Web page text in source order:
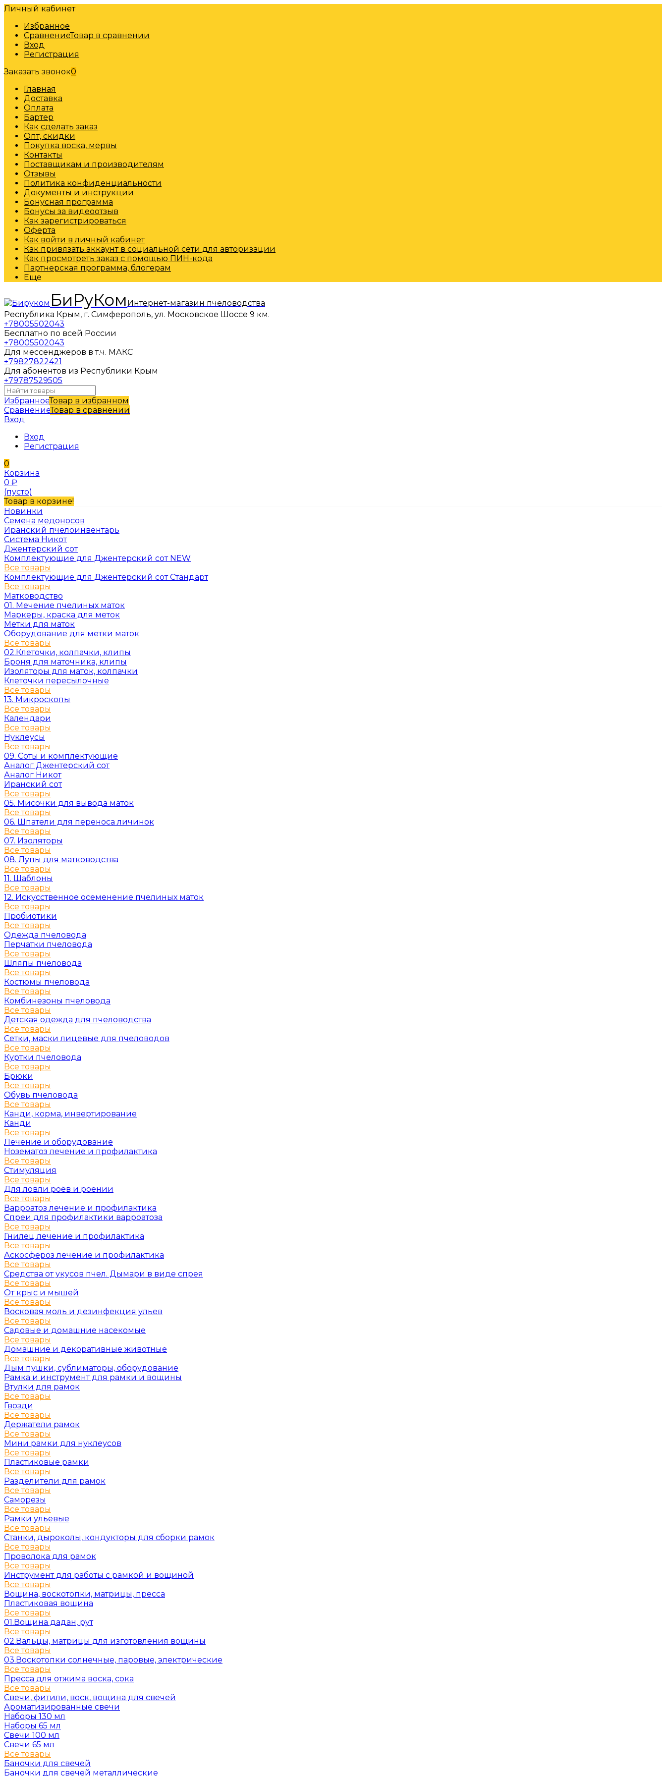
Личный кабинет
Избранное
СравнениеТовар в сравнении
Вход
Регистрация
Заказать звонок0
Главная
Доставка
Оплата
Бартер
Как сделать заказ
Опт, скидки
Покупка воска, мервы
Контакты
Поставщикам и производителям
Отзывы
Политика конфиденциальности
Документы и инструкции
Бонусная программа
Бонусы за видеоотзыв
Как зарегистрироваться
Оферта
Как войти в личный кабинет
Как привязать аккаунт в социальной сети для авторизации
Как просмотреть заказ с помощью ПИН-кода
Партнерская программа, блогерам
Еще
БиРуКом Интернет-магазин пчеловодства
Республика Крым, г. Симферополь, ул. Московское Шоссе 9 км.
+78005502043
Бесплатно по всей России
+78005502043
Для мессенджеров в т.ч. МАКС
+79827822421
Для абонентов из Республики Крым
+79787529505
ИзбранноеТовар в избранном
СравнениеТовар в сравнении
Вход
Вход
Регистрация
0
Корзина
0 ₽
(пусто)
Товар в корзине!
Новинки
Семена медоносов
Иранский пчелоинвентарь
Система Никот
Джентерский сот
Комплектующие для Джентерский сот NEW
Все товары
Комплектующие для Джентерский сот Стандарт
Все товары
Матководство
01. Мечение пчелиных маток
Маркеры, краска для меток
Метки для маток
Оборудование для метки маток
Все товары
02.Клеточки, колпачки, клипы
Броня для маточника, клипы
Изоляторы для маток, колпачки
Клеточки пересылочные
Все товары
13. Микроскопы
Все товары
Календари
Все товары
Нуклеусы
Все товары
09. Соты и комплектующие
Аналог Джентерский сот
Аналог Никот
Иранский сот
Все товары
05. Мисочки для вывода маток
Все товары
06. Шпатели для переноса личинок
Все товары
07. Изоляторы
Все товары
08. Лупы для матководства
Все товары
11. Шаблоны
Все товары
12. Искусственное осеменение пчелиных маток
Все товары
Пробиотики
Все товары
Одежда пчеловода
Перчатки пчеловода
Все товары
Шляпы пчеловода
Все товары
Костюмы пчеловода
Все товары
Комбинезоны пчеловода
Все товары
Детская одежда для пчеловодства
Все товары
Сетки, маски лицевые для пчеловодов
Все товары
Куртки пчеловода
Все товары
Брюки
Все товары
Обувь пчеловода
Все товары
Канди, корма, инвертирование
Канди
Все товары
Лечение и оборудование
Нозематоз лечение и профилактика
Все товары
Стимуляция
Все товары
Для ловли роёв и роении
Все товары
Варроатоз лечение и профилактика
Спреи для профилактики варроатоза
Все товары
Гнилец лечение и профилактика
Все товары
Аскосфероз лечение и профилактика
Все товары
Средства от укусов пчел. Дымари в виде спрея
Все товары
От крыс и мышей
Все товары
Восковая моль и дезинфекция ульев
Все товары
Садовые и домашние насекомые
Все товары
Домашние и декоративные животные
Все товары
Дым пушки, сублиматоры, оборудование
Рамка и инструмент для рамки и вощины
Втулки для рамок
Все товары
Гвозди
Все товары
Держатели рамок
Все товары
Мини рамки для нуклеусов
Все товары
Пластиковые рамки
Все товары
Разделители для рамок
Все товары
Саморезы
Все товары
Рамки ульевые
Все товары
Станки, дыроколы, кондукторы для сборки рамок
Все товары
Проволока для рамок
Все товары
Инструмент для работы с рамкой и вощиной
Все товары
Вощина, воскотопки, матрицы, пресса
Пластиковая вощина
Все товары
01.Вощина дадан, рут
Все товары
02.Вальцы, матрицы для изготовления вощины
Все товары
03.Воскотопки солнечные, паровые, электрические
Все товары
Пресса для отжима воска, сока
Все товары
Свечи, фитили, воск, вощина для свечей
Ароматизированные свечи
Наборы 130 мл
Наборы 65 мл
Свечи 100 мл
Свечи 65 мл
Все товары
Баночки для свечей
Баночки для свечей металлические